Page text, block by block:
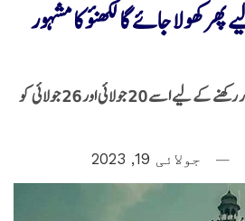
کھولا جائے گا لکھنؤ کا مشہور
400 سال پرانی روایت کو برقرار رکھنے کے لیے اسے 20 جولائی اور 26 جولائی کو
جولائی 19, 2023